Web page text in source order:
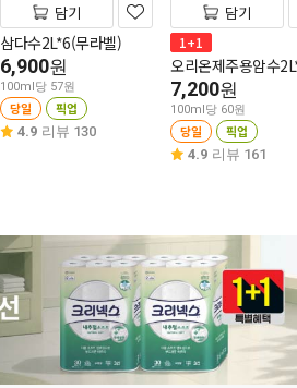
담기
삼다수2L*6(무라벨)
6,900원
100ml당 57원
당일 픽업
4.9 리뷰 130
담기
1+1
오리온제주용암수
7,200원
100ml당 60원
당일 픽업
4.9 리뷰 161